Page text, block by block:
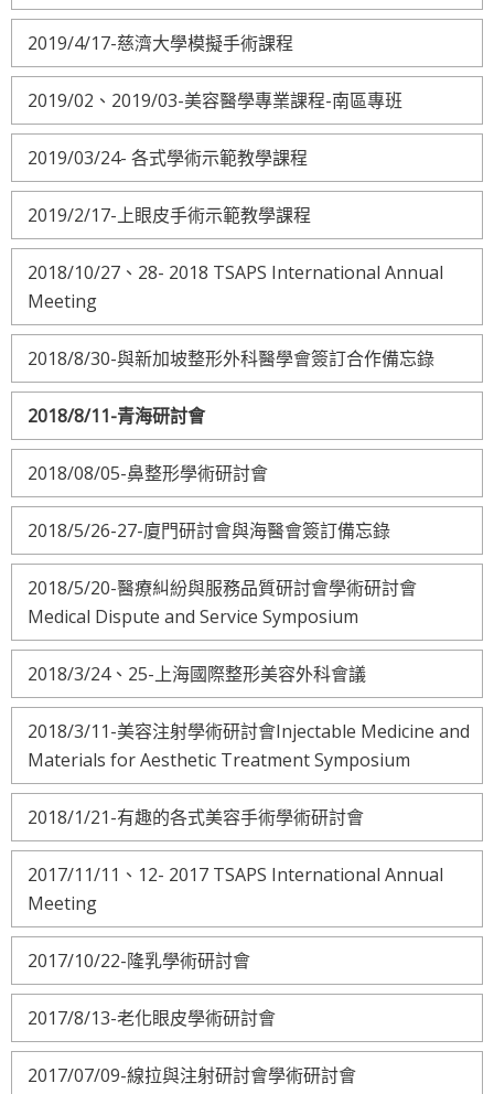
2019/4/17-慈濟大學模擬手術課程
2019/02、2019/03-美容醫學專業課程-南區專班
2019/03/24- 各式學術示範教學課程
2019/2/17-上眼皮手術示範教學課程
2018/10/27、28- 2018 TSAPS International Annual
Meeting
2018/8/30-與新加坡整形外科醫學會簽訂合作備忘錄
2018/8/11-青海研討會
2018/08/05-鼻整形學術研討會
2018/5/26-27-廈門研討會與海醫會簽訂備忘錄
2018/5/20-醫療糾紛與服務品質研討會學術研討會
Medical Dispute and Service Symposium
2018/3/24、25-上海國際整形美容外科會議
2018/3/11-美容注射學術研討會Injectable Medicine and
Materials for Aesthetic Treatment Symposium
2018/1/21-有趣的各式美容手術學術研討會
2017/11/11、12- 2017 TSAPS International Annual
Meeting
2017/10/22-隆乳學術研討會
2017/8/13-老化眼皮學術研討會
2017/07/09-線拉與注射研討會學術研討會